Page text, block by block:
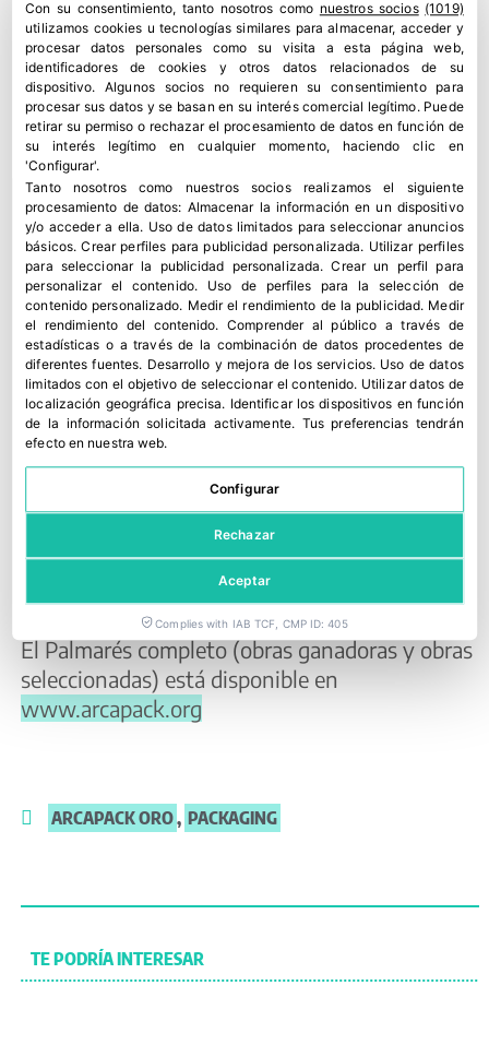
profesionales y medios especializados del
sector, sin ningún miembro de Veredictas, hace
que sea el conjunto de la profesión quien
concede el premio y no una asociación o medio
en particular, este factor consolida el valor del
premio ARCAPACK como el premio de
referencia del sector del packaging en España.
Las obras ganadoras del ARCAPACK DE ORO
obtienen Pasaporte directo para participar
gratuitamente en el Premio Internacional
WORLD BEST PACKAGING, representando el
diseño de packaging de España en un estándar
de excelencia que en la última edición recibió
obras de más de 20 paises.
Los ganadores del sello ARCAPACK de Oro son:
Víctor Folk,Mr Gutenberg
studio,Eneko de Miguel y LADISPACK,PackCo
| Brand & Packaging,Narrow House
GRAFYCO,Enplater
Creativa
El Palmarés completo (obras ganadoras y obras
seleccionadas) está disponible en
www.arcapack.org
ARCAPACK ORO, PACKAGING
TE PODRÍA INTERESAR
Con su consentimiento, tanto nosotros como nuestros socios (1019)
utilizamos cookies u tecnologías similares para almacenar, acceder y
procesar datos personales como su visita a esta página web,
identificadores de cookies y otros datos relacionados de su
dispositivo. Algunos socios no requieren su consentimiento para
procesar sus datos y se basan en su interés comercial legítimo. Puede
retirar su permiso o rechazar el procesamiento de datos en función de
su interés legítimo en cualquier momento, haciendo clic en
'Configurar'.
Tanto nosotros como nuestros socios realizamos el siguiente
procesamiento de datos: Almacenar la información en un dispositivo
y/o acceder a ella. Uso de datos limitados para seleccionar anuncios
básicos.Crear perfiles para publicidad personalizada. Utilizar perfiles
para seleccionar la publicidad personalizada.Crear un perfil para
personalizar el contenido. Uso de perfiles para la selección de
contenido personalizado. Medir el rendimiento de la publicidad. Medir
el rendimiento del contenido.Comprender al público a través de
estadísticas o a través de la combinación de datos procedentes de
diferentes fuentes. Desarrollo y mejora de los servicios. Uso de datos
limitados con el objetivo de seleccionar el contenido. Utilizar datos de
localización geográfica precisa. Identificar los dispositivos en función
de la información solicitada activamente. Tus preferencias tendrán
efecto en nuestra web.
Configurar
Rechazar
Aceptar
Complies with IAB TCF, CMP ID: 405